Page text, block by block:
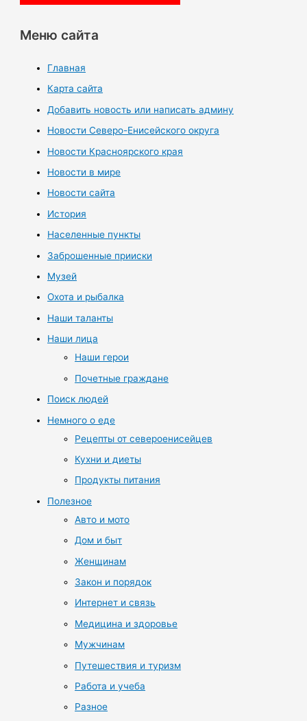
Меню сайта
Главная
Карта сайта
Добавить новость или написать админу
Новости Северо-Енисейского округа
Новости Красноярского края
Новости в мире
Новости сайта
История
Населенные пункты
Заброшенные прииски
Музей
Охота и рыбалка
Наши таланты
Наши лица
Наши герои
Почетные граждане
Поиск людей
Немного о еде
Рецепты от североенисейцев
Кухни и диеты
Продукты питания
Полезное
Авто и мото
Дом и быт
Женщинам
Закон и порядок
Интернет и связь
Медицина и здоровье
Мужчинам
Путешествия и туризм
Работа и учеба
Разное